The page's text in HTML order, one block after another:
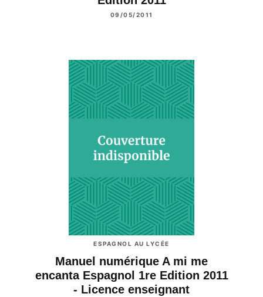
09/05/2011
ESPAGNOL AU LYCÉE
Manuel numérique A mi me
encanta Espagnol 1re Edition 2011
- Licence enseignant